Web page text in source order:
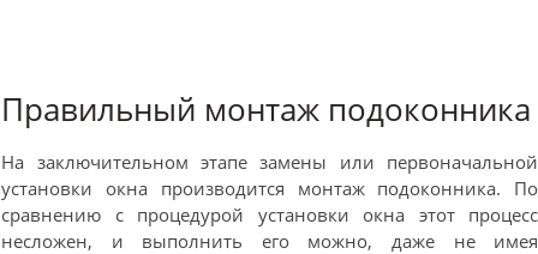
Правильный монтаж подоконника
На заключительном этапе замены или первоначальной
установки окна производится монтаж подоконника. По
сравнению с процедурой установки окна этот процесс
несложен, и выполнить его можно, даже не имея